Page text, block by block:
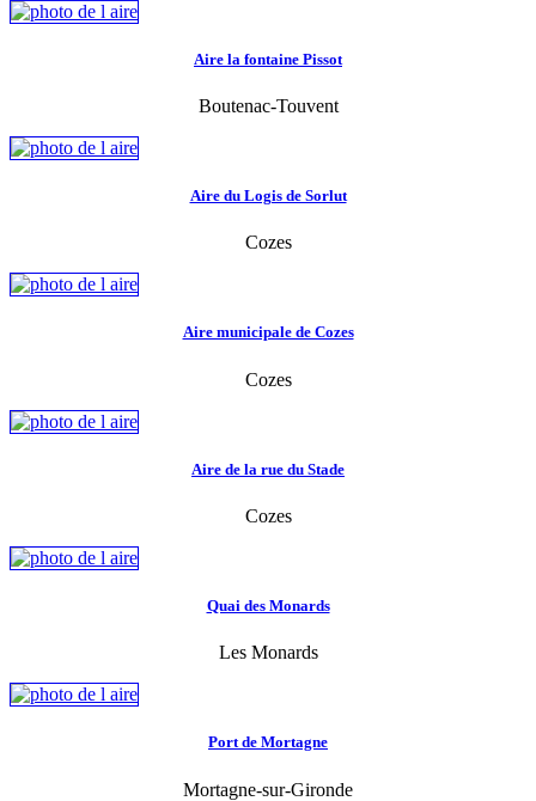
Aire la fontaine Pissot
Boutenac-Touvent
Aire du Logis de Sorlut
Cozes
Aire municipale de Cozes
Cozes
Aire de la rue du Stade
Cozes
Quai des Monards
Les Monards
Port de Mortagne
Mortagne-sur-Gironde